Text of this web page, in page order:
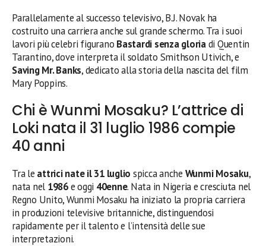
Parallelamente al successo televisivo, B.J. Novak ha
costruito una carriera anche sul grande schermo. Tra i suoi
lavori più celebri figurano Bastardi senza gloriadi Quentin
Tarantino, dove interpreta il soldato Smithson Utivich, e
Saving Mr. Banks, dedicato alla storia della nascita del film
Mary Poppins.
Chi è Wunmi Mosaku? L’attrice di
Loki nata il 31 luglio 1986 compie
40 anni
Tra le attrici nate il 31 luglio spicca anche Wunmi Mosaku,
nata nel 1986e oggi 40enne. Nata in Nigeria e cresciuta nel
Regno Unito, Wunmi Mosaku ha iniziato la propria carriera
in produzioni televisive britanniche, distinguendosi
rapidamente per il talento e l’intensità delle sue
interpretazioni.